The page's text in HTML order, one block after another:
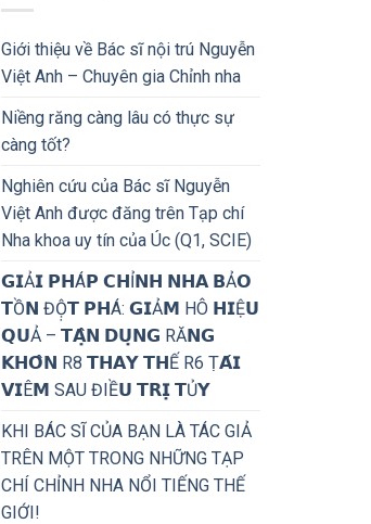
Giới thiệu về Bác sĩ nội trú Nguyễn
Việt Anh – Chuyên gia Chỉnh nha
Niềng răng càng lâu có thực sự
càng tốt?
Nghiên cứu của Bác sĩ Nguyễn
Việt Anh được đăng trên Tạp chí
Nha khoa uy tín của Úc (Q1, SCIE)
𝗚𝗜Ả𝗜 𝗣𝗛Á𝗣 𝗖𝗛Ỉ𝗡𝗛 𝗡𝗛𝗔 𝗕Ả𝗢
𝗧Ồ𝗡 ĐỘ̣𝗧 𝗣𝗛Á: 𝗚𝗜Ả𝗠 HÔ 𝗛𝗜Ệ𝗨
𝗤𝗨Ả – 𝗧𝗔̣̂𝗡 𝗗𝗨̣𝗡𝗚 RĂ𝗡𝗚
𝗞𝗛𝗢̂𝗡 R8 𝗧𝗛𝗔𝗬 𝗧𝗛Ế R6 Ṭ𝗔́𝗜
𝗩𝗜Ê𝗠 SAU ĐIỀ𝗨 𝗧𝗥𝗜̣ 𝗧Ủ𝗬
KHI BÁC SĨ CỦA BẠN LÀ TÁC GIẢ
TRÊN MỘT TRONG NHỮNG TẠP
CHÍ CHỈNH NHA NỔI TIẾNG THẾ
GIỚI!